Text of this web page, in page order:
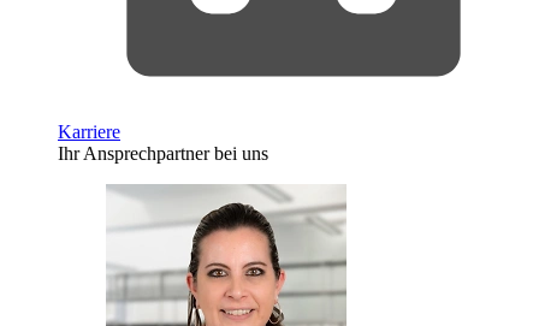
Karriere
Ihr Ansprechpartner bei uns